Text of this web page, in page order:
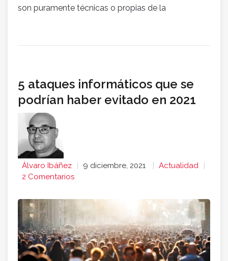
son puramente técnicas o propias de la
5 ataques informáticos que se
podrían haber evitado en 2021
Álvaro Ibáñez 9 diciembre, 2021
Actualidad
2 Comentarios